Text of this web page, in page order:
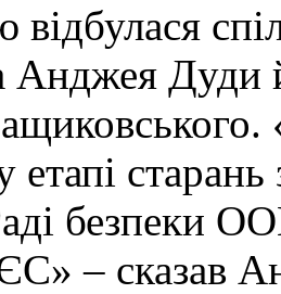
Анджея Дуди
етапі
безпеки
– сказав